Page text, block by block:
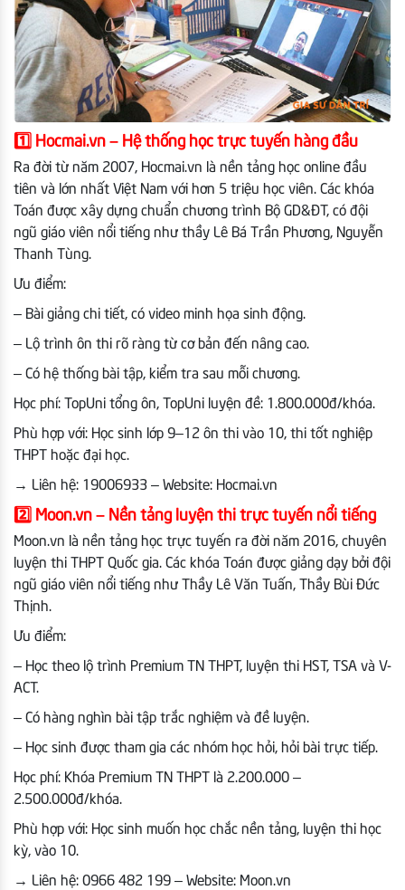
1️⃣ Hocmai.vn – Hệ thống học trực tuyến hàng đầu
Ra đời từ năm 2007, Hocmai.vn là nền tảng học online đầu
tiên và lớn nhất Việt Nam với hơn 5 triệu học viên. Các khóa
Toán được xây dựng chuẩn chương trình Bộ GD&ĐT, có đội
ngũ giáo viên nổi tiếng như thầy Lê Bá Trần Phương, Nguyễn
Thanh Tùng.
Ưu điểm:
– Bài giảng chi tiết, có video minh họa sinh động.
– Lộ trình ôn thi rõ ràng từ cơ bản đến nâng cao.
– Có hệ thống bài tập, kiểm tra sau mỗi chương.
Học phí: TopUni tổng ôn, TopUni luyện đề: 1.800.000đ/khóa.
Phù hợp với: Học sinh lớp 9–12 ôn thi vào 10, thi tốt nghiệp
THPT hoặc đại học.
→ Liên hệ: 19006933 – Website: Hocmai.vn
2️⃣ Moon.vn – Nền tảng luyện thi trực tuyến nổi tiếng
Moon.vn là nền tảng học trực tuyến ra đời năm 2016, chuyên
luyện thi THPT Quốc gia. Các khóa Toán được giảng dạy bởi đội
ngũ giáo viên nổi tiếng như Thầy Lê Văn Tuấn, Thầy Bùi Đức
Thịnh.
Ưu điểm:
– Học theo lộ trình Premium TN THPT, luyện thi HST, TSA và V-
ACT.
– Có hàng nghìn bài tập trắc nghiệm và đề luyện.
– Học sinh được tham gia các nhóm học hỏi, hỏi bài trực tiếp.
Học phí: Khóa Premium TN THPT là 2.200.000 –
2.500.000đ/khóa.
Phù hợp với: Học sinh muốn học chắc nền tảng, luyện thi học
kỳ, vào 10.
→ Liên hệ: 0966 482 199 – Website: Moon.vn